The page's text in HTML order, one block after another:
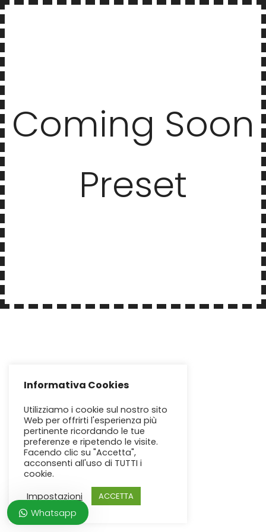
Coming Soon
Preset
Informativa Cookies
Utilizziamo i cookie sul nostro sito
Web per offrirti l'esperienza più
pertinente ricordando le tue
preferenze e ripetendo le visite.
Facendo clic su "Accetta",
acconsenti all'uso di TUTTI i
cookie.
Impostazioni
ACCETTA
Whatsapp